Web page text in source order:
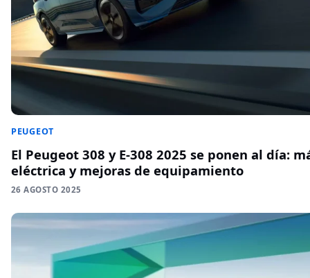
PEUGEOT
El Peugeot 308 y E-308 2025 se ponen al día:
eléctrica y mejoras de equipamiento
26 AGOSTO 2025